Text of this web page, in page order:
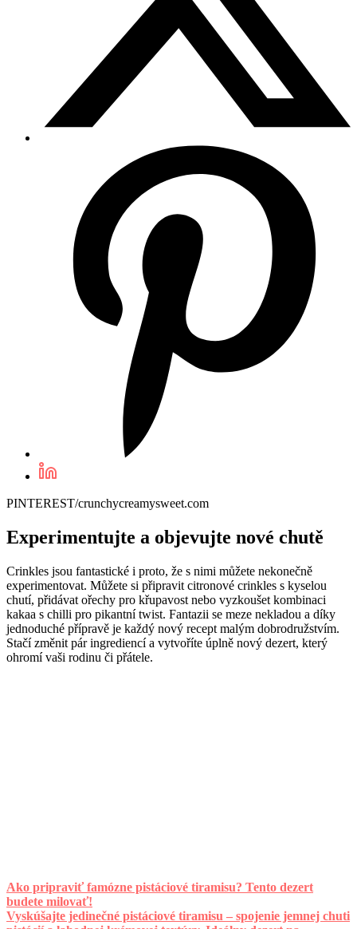
PINTEREST/crunchycreamysweet.com
Experimentujte a objevujte nové chutě
Crinkles jsou fantastické i proto, že s nimi můžete nekonečně
experimentovat. Můžete si připravit citronové crinkles s kyselou
chutí, přidávat ořechy pro křupavost nebo vyzkoušet kombinaci
kakaa s chilli pro pikantní twist. Fantazii se meze nekladou a díky
jednoduché přípravě je každý nový recept malým dobrodružstvím.
Stačí změnit pár ingrediencí a vytvoříte úplně nový dezert, který
ohromí vaši rodinu či přátele.
Ako pripraviť famózne pistáciové tiramisu? Tento dezert
budete milovať!
Vyskúšajte jedinečné pistáciové tiramisu – spojenie jemnej chuti